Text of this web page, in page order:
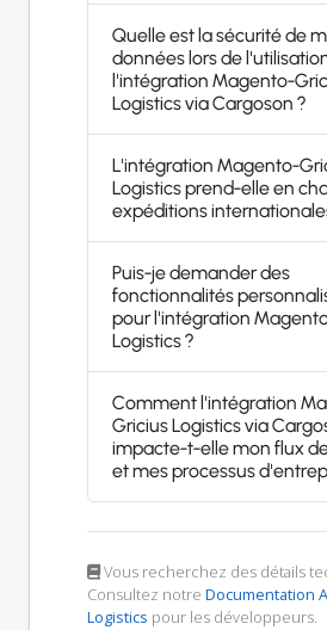
Quelle est la sécurité de
données lors de
l'intégration Magento-
Logistics via Cargoson ?
L'intégration Magento-
Logistics prend-elle en
expéditions
Puis-je demander des
fonctionnalités
pour l'intégration
Logistics ?
Comment l'intégration
Gricius Logistics via
impacte-t-elle mon flux
et mes processus
Vous recherchez des détails
Consultez notre Documentation
Logistics pour les développeurs.